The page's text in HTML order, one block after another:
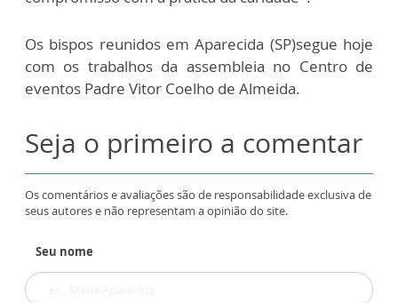
Os bispos reunidos em Aparecida (SP)segue hoje
com os trabalhos da assembleia no Centro de
eventos Padre Vitor Coelho de Almeida.
Seja o primeiro a comentar
Os comentários e avaliações são de responsabilidade exclusiva de
seus autores e não representam a opinião do site.
Seu nome